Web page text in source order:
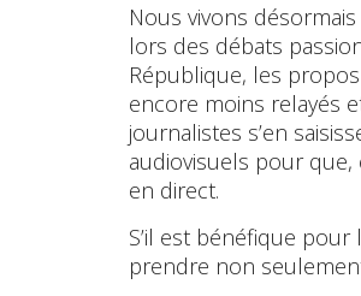
Nous vivons
lors des débats
République, les
encore moins relayés
journalistes s’en
audiovisuels pour que,
en direct.
S’il est bénéfique
prendre non